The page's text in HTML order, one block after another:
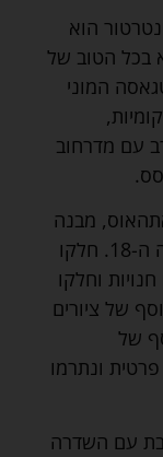
הוא
בכל הטוב של
המוני
עם מדרחוב
מבנה
ניאו קלאסי מרשים שנבנה בסוף המאה ה-18. חלקו
וחלקו
של ציורים
ה-18 ואוסף של
ונתרמו
עם השדרה